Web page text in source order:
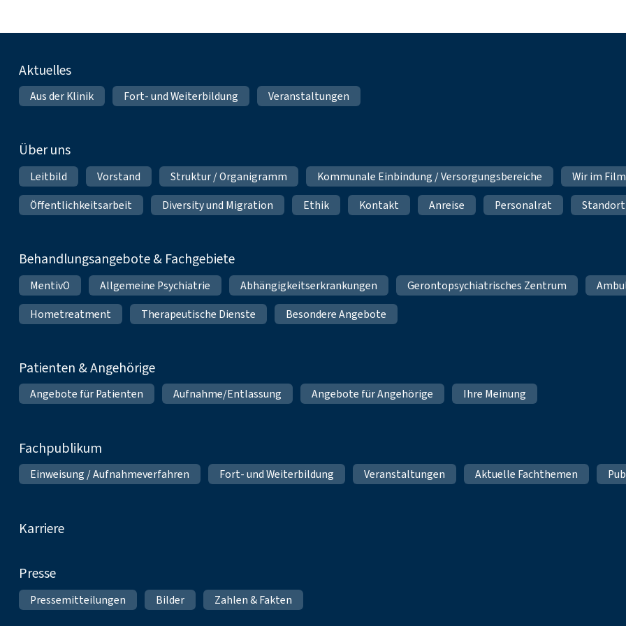
Fußnavigation
Aktuelles
Aus der Klinik Fort- und Weiterbildung Veranstaltungen
Über uns
Leitbild Vorstand Struktur / Organigramm Kommunale Einbindung / Versorgungsbereiche Wir im Film
Öffentlichkeitsarbeit
Diversity und Migration Ethik Kontakt Anreise Personalrat
Behandlungsangebote & Fachgebiete
MentivO Allgemeine Psychiatrie Abhängigkeitserkrankungen Gerontopsychiatrisches Zentrum
Hometreatment
Therapeutische Dienste Besondere Angebote
Patienten & Angehörige
Angebote für Patienten Aufnahme/Entlassung Angebote für Angehörige Ihre Meinung
Fachpublikum
Einweisung / Aufnahmeverfahren Fort- und Weiterbildung Veranstaltungen Aktuelle Fachthemen
Karriere
Presse
Pressemitteilungen Bilder Zahlen & Fakten